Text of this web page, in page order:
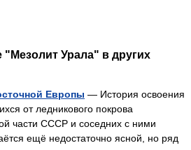
"Мезолит Урала" в других
Европы — История освоения
от ледникового покрова
части СССР и соседних с ними
ещё недостаточно ясной, но ряд